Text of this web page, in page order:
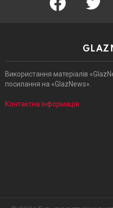
Використання матеріалів
посилання на «GlazNews».
Контактна інформація